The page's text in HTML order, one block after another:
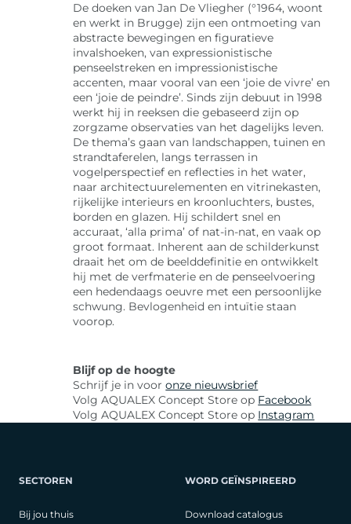
De doeken van Jan De Vliegher (°1964, woont
en werkt in Brugge) zijn een ontmoeting van
abstracte bewegingen en figuratieve
invalshoeken, van expressionistische
penseelstreken en impressionistische
accenten, maar vooral van een ‘joie de vivre’ en
een ‘joie de peindre’. Sinds zijn debuut in 1998
werkt hij in reeksen die gebaseerd zijn op
zorgzame observaties van het dagelijks leven.
De thema’s gaan van landschappen, tuinen en
strandtaferelen, langs terrassen in
vogelperspectief en reflecties in het water,
naar architectuurelementen en vitrinekasten,
rijkelijke interieurs en kroonluchters, bustes,
borden en glazen. Hij schildert snel en
accuraat, ‘alla prima’ of nat-in-nat, en vaak op
groot formaat. Inherent aan de schilderkunst
draait het om de beelddefinitie en ontwikkelt
hij met de verfmaterie en de penseelvoering
een hedendaags oeuvre met een persoonlijke
schwung. Bevlogenheid en intuïtie staan
voorop.
Blijf op de hoogte
Schrijf je in vooronze nieuwsbrief
Volg AQUALEX Concept Store op Facebook
Volg AQUALEX Concept Store op Instagram
SECTOREN
Bij jou thuis
WORD GEÏNSPIREERD
Download catalogus